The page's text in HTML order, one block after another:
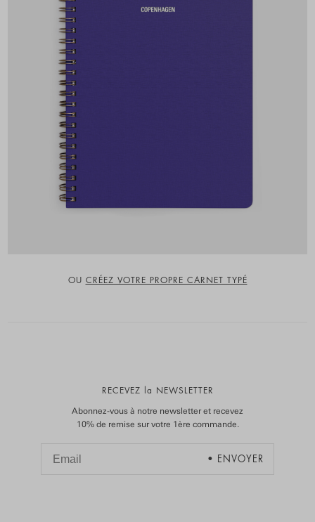
OU CRÉEZ VOTRE PROPRE CARNET TYPÉ
RECEVEZ la NEWSLETTER
Abonnez-vous à notre newsletter et recevez
10% de remise sur votre 1ère commande.